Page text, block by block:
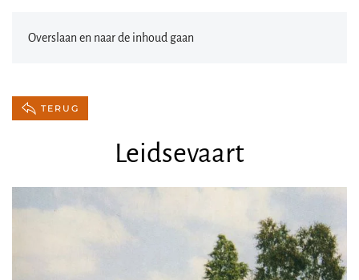
Overslaan en naar de inhoud gaan
TERUG
Leidsevaart